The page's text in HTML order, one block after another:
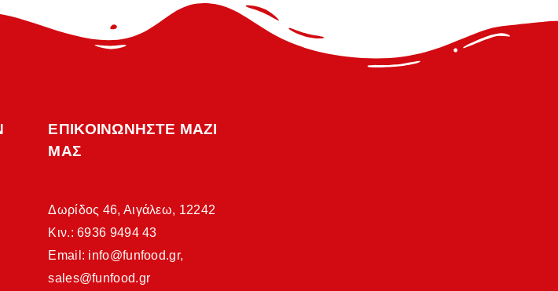
ΕΠΙΚΟΙΝΩΝΗΣΤΕ ΜΑΖΙ
ΜΑΣ
Δωρίδος 46, Αιγάλεω, 12242
Κιν.: 6936 9494 43
Email: info@funfood.gr,
sales@funfood.gr